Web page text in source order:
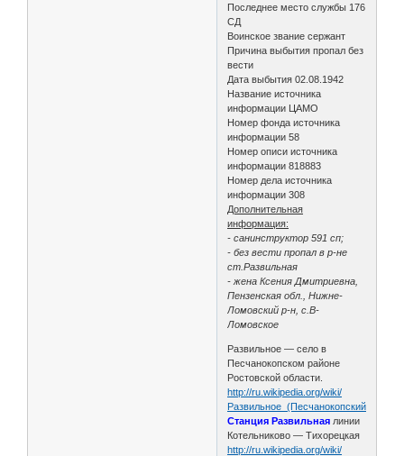
Последнее место службы 176
СД
Воинское звание сержант
Причина выбытия пропал без
вести
Дата выбытия 02.08.1942
Название источника
информации ЦАМО
Номер фонда источника
информации 58
Номер описи источника
информации 818883
Номер дела источника
информации 308
Дополнительная
информация:
- санинструктор 591 сп;
- без вести пропал в р-не
ст.Развильная
- жена Ксения Дмитриевна,
Пензенская обл., Нижне-
Ломовский р-н, с.В-
Ломовское
Развильное — село в
Песчанокопском районе
Ростовской области.
http://ru.wikipedia.org/wiki/
Развильное_(Песчанокопский_район)
Станция Развильная линии
Котельниково — Тихорецкая
http://ru.wikipedia.org/wiki/